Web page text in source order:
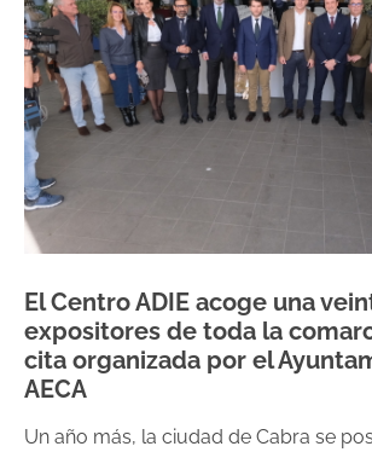
El Centro ADIE acoge una
expositores de toda la
cita organizada por el
AECA
Un año más, la ciudad de Cabra se